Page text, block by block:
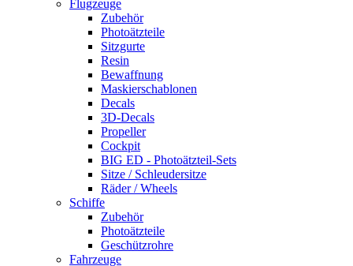
Flugzeuge
Zubehör
Photoätzteile
Sitzgurte
Resin
Bewaffnung
Maskierschablonen
Decals
3D-Decals
Propeller
Cockpit
BIG ED - Photoätzteil-Sets
Sitze / Schleudersitze
Räder / Wheels
Schiffe
Zubehör
Photoätzteile
Geschützrohre
Fahrzeuge